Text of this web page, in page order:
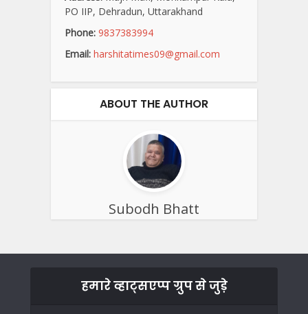
PO IIP, Dehradun, Uttarakhand
Phone: 9837383994
Email: harshitatimes09@gmail.com
ABOUT THE AUTHOR
Subodh Bhatt
हमारे व्हाट्सएप्प ग्रुप से जुड़े